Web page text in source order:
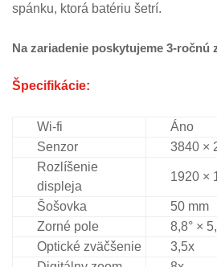
spánku, ktorá batériu šetrí.
Na zariadenie poskytujeme 3-ročnú
Špecifikácie:
Wi-fi
Áno
Senzor
3840 ×
Rozlíšenie
displeja
1920 ×
Šošovka
50 mm
Zorné pole
8,8° ×
Optické zväčšenie
3,5x